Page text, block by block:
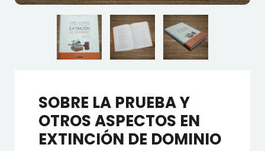
SOBRE LA PRUEBA Y
OTROS ASPECTOS EN
EXTINCIÓN DE DOMINIO